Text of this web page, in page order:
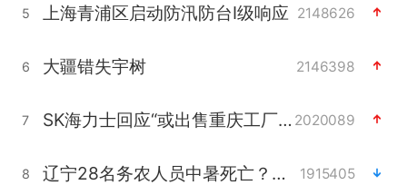
5 上海青浦区启动防汛防台Ⅰ级响应 2148626
6 大疆错失宇树 2146398
7 SK海力士回应“或出售重庆工厂”传闻 2020089
8 辽宁28名务农人员中暑死亡？官方辟谣 1915405